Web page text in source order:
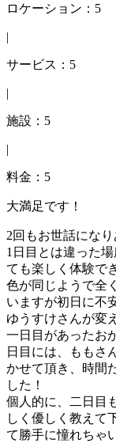
ロケーション：5
|
サービス：5
|
施設：5
|
料金：5
大満足です！
2回もお世話にな
1日目とは違った
ても楽しく体験で
色が同じようで全
いますが初日に不
ゆうすけさんが変
一日目があったお
日目には、ももさ
かせて頂き、時間
した！
個人的に、二日目
しく優しく教えて
て勝手に憧れちゃ